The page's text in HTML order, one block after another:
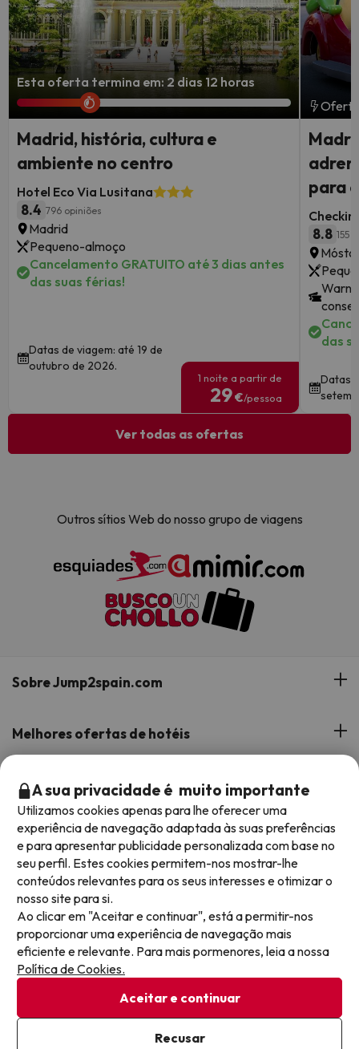
Esta oferta termina em: 2 dias 12 horas
Madrid, história, cultura e
ambiente no centro
Hotel Eco Via Lusitana
8.4 796 opiniões
Madrid
Pequeno-almoço
Cancelamento GRATUITO até 3 dias antes
das suas férias!
Datas de viagem: até 19 de
outubro de 2026.
1 noite a partir de
29€/pessoa
para
8.8 155
das
Datas
Ver todas as ofertas
Outros sítios Web do nosso grupo de viagens
Sobre Jump2spain.com
Opiniões de clientes
A nossa equipa
Os nossos websites de férias
Apoio durante a estadia
Melhores ofertas de hotéis
Hotéis em Canárias
Hotéis em Costa de la Luz
Hotéis em Costa de Almeria
Os Melhores Programas
Hotéis com tudo incluído
Hotéis em meia pensão
Hotéis para famílias
Hotéis com Parque Aquático
Reserve as suas férias com Jump2spain.com
Como reservar em Jump2spain.com
Faqs
Atenção ao cliente
Aceitamos
Proteção de dados
A sua privacidade é muito importante
Utilizamos cookies apenas para lhe oferecer uma
experiência de navegação adaptada às suas preferências
e para apresentar publicidade personalizada com base no
seu perfil. Estes cookies permitem-nos mostrar-lhe
conteúdos relevantes para os seus interesses e otimizar o
nosso site para si.
Ao clicar em "Aceitar e continuar", está a permitir-nos
proporcionar uma experiência de navegação mais
eficiente e relevante. Para mais pormenores, leia a nossa
Política de Cookies.
Aceitar e continuar
Recusar